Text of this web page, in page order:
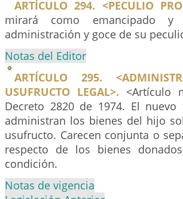
ARTÍCULO 294. <PECULIO
mirará como emancipado
administración y goce de su
Notas del Editor
ARTÍCULO 295.
USUFRUCTO LEGAL>. <Artículo
Decreto 2820 de 1974. El
administran los bienes del hijo
usufructo. Carecen conjunta o
respecto de los bienes
condición.
Notas de vigencia